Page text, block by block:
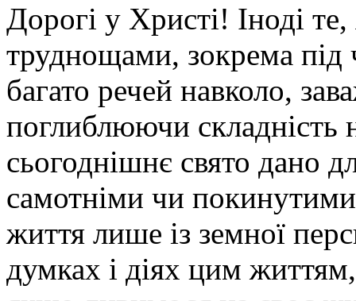
Дорогі у Христі! Іноді
труднощами, зокрема під
багато речей навколо,
поглиблюючи
сьогоднішнє свято дано
самотніми чи
життя лише із земної
думках і діях цим